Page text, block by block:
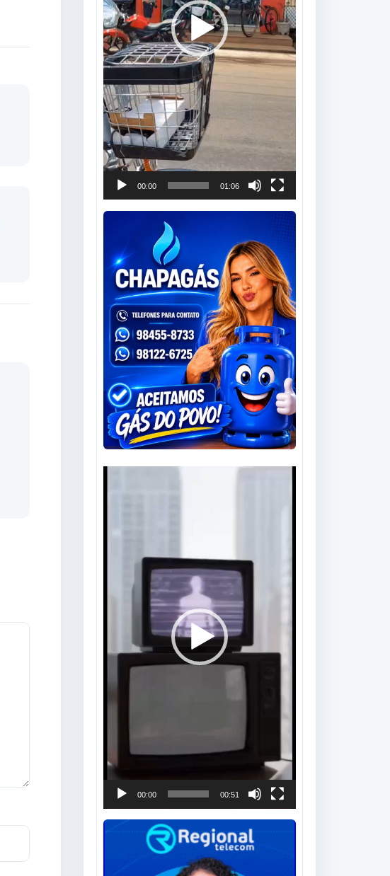
00:00 01:06
00:00 00:51